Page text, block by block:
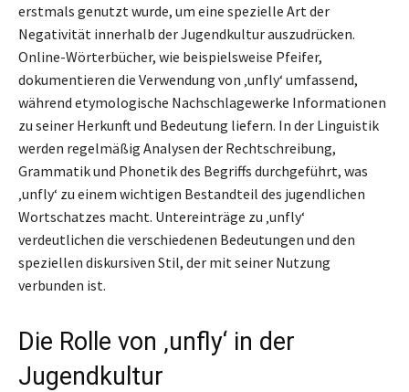
erstmals genutzt wurde, um eine spezielle Art der
Negativität innerhalb der Jugendkultur auszudrücken.
Online-Wörterbücher, wie beispielsweise Pfeifer,
dokumentieren die Verwendung von ‚unfly‘ umfassend,
während etymologische Nachschlagewerke Informationen
zu seiner Herkunft und Bedeutung liefern. In der Linguistik
werden regelmäßig Analysen der Rechtschreibung,
Grammatik und Phonetik des Begriffs durchgeführt, was
‚unfly‘ zu einem wichtigen Bestandteil des jugendlichen
Wortschatzes macht. Untereinträge zu ‚unfly‘
verdeutlichen die verschiedenen Bedeutungen und den
speziellen diskursiven Stil, der mit seiner Nutzung
verbunden ist.
Die Rolle von ‚unfly‘ in der
Jugendkultur